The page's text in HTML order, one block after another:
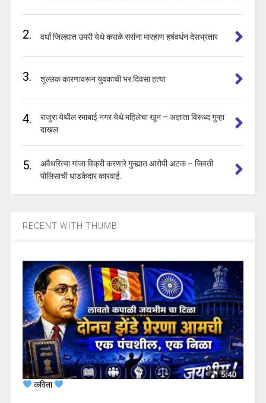
2. वर्धा जिल्ह्यात उमरी येथे कराळे सरांना मारहाण हर्षवर्धन देसभ्रतार
3. शुल्लक कारणावरून युवकाची भर दिवसा हत्या
4.
राजुरा येथील रमाबाई नगर येथे महिलेचा खून – अज्ञाता विरूध्द गुन्हा
दाखल
5.
अवैधरित्या गांजा विक्री करणारे गुन्ह्यात आरोपी अटक – जिवती
पोलिसाची धाडकेदार कारवाई.
RECENT WITH THUMB
कविता